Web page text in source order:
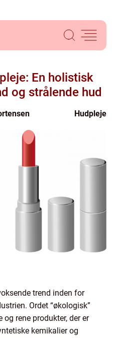
En holistisk
og strålende hud
Hudpleje
trend inden for
Ordet “økologisk”
rene produkter, der er
kemikalier og